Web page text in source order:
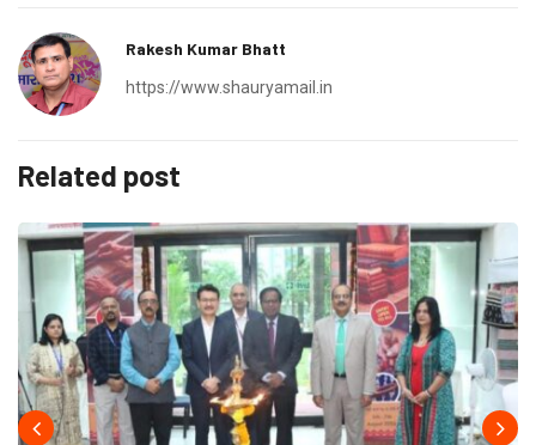
Rakesh Kumar Bhatt
https://www.shauryamail.in
Related post